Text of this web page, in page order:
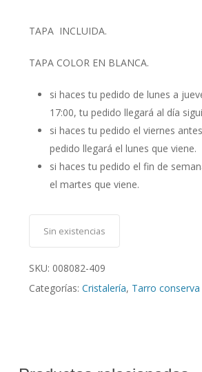
TAPA INCLUIDA.
TAPA COLOR EN BLANCA.
si haces tu pedido de lunes a
17:00, tu pedido llegará al día
si haces tu pedido el viernes
pedido llegará el lunes que viene.
si haces tu pedido el fin de
el martes que viene.
Sin existencias
SKU: 008082-409
Categorías: Cristalería, Tarro conserva